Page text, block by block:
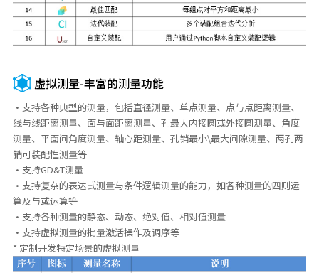
虚拟测量-丰富的测量功能
·支持各种典型的测量，包括直径测量、单点测量、点与点距离测量、
线与线距离测量、面与面距离测量、孔最大内接圆或外接圆测量、角度
测量、平面间角度测量、轴心距测量、孔销最小\最大间隙测量、两孔两
销可装配性测量等
·支持GD&T测量
·支持复杂的表达式测量与条件逻辑测量的能力，如各种测量的四则运
算及与或运算等
·支持各种测量的静态、动态、绝对值、相对值测量
·支持虚拟测量的批量激活操作及调序等
* 定制开发特定场景的虚拟测量